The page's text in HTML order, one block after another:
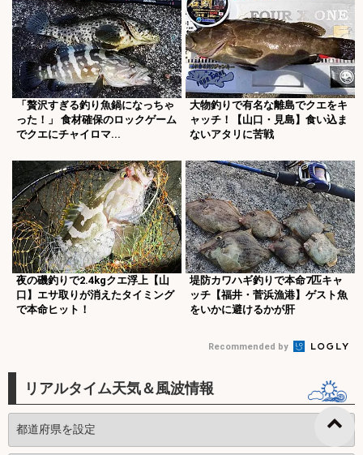
「贅沢すぎる釣り魚鍋になっちゃ
った！」 食材確保のロックゲーム
でクエにチャイロマ...
大物釣りで有名な離島でクエをキ
ャッチ！【山口・見島】食い込ま
ないアタリに苦戦
夜の磯釣りで2.4kgクエ浮上【山
口】エサ取りが消えたタイミング
で本命ヒット！
堤防カワハギ釣りで本命7匹キャ
ッチ【福井・菅浜漁港】ゲスト魚
をいかに避けるかが肝
Recommended by
リアルタイム天気＆風波情報